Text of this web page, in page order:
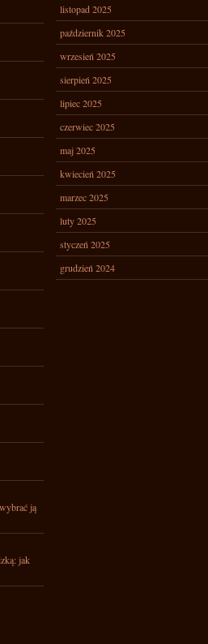
ją
jak
listopad 2025
październik 2025
wrzesień 2025
sierpień 2025
lipiec 2025
czerwiec 2025
maj 2025
kwiecień 2025
marzec 2025
luty 2025
styczeń 2025
grudzień 2024